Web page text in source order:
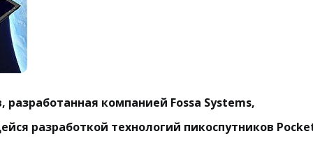
разработанная компанией Fossa Systems,
разработкой технологий пикоспутников